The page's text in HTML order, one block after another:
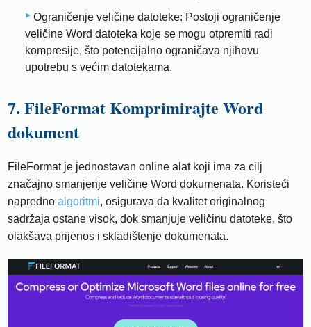
Ograničenje veličine datoteke: Postoji ograničenje
veličine Word datoteka koje se mogu otpremiti radi
kompresije, što potencijalno ograničava njihovu
upotrebu s većim datotekama.
7. FileFormat Komprimirajte Word
dokument
FileFormat je jednostavan online alat koji ima za cilj
značajno smanjenje veličine Word dokumenata. Koristeći
naprednoalgoritmi, osigurava da kvalitet originalnog
sadržaja ostane visok, dok smanjuje veličinu datoteke, što
olakšava prijenos i skladištenje dokumenata.